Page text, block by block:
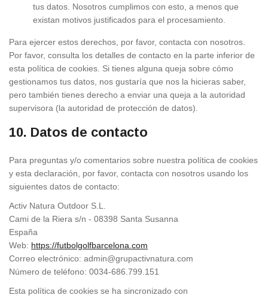
tus datos. Nosotros cumplimos con esto, a menos que
existan motivos justificados para el procesamiento.
Para ejercer estos derechos, por favor, contacta con nosotros.
Por favor, consulta los detalles de contacto en la parte inferior de
esta política de cookies. Si tienes alguna queja sobre cómo
gestionamos tus datos, nos gustaría que nos la hicieras saber,
pero también tienes derecho a enviar una queja a la autoridad
supervisora (la autoridad de protección de datos).
10. Datos de contacto
Para preguntas y/o comentarios sobre nuestra política de cookies
y esta declaración, por favor, contacta con nosotros usando los
siguientes datos de contacto:
Activ Natura Outdoor S.L.
Cami de la Riera s/n - 08398 Santa Susanna
España
Web: https://futbolgolfbarcelona.com
Correo electrónico: admin@grupactivnatura.com
Número de teléfono: 0034-686.799.151
Esta política de cookies se ha sincronizado con